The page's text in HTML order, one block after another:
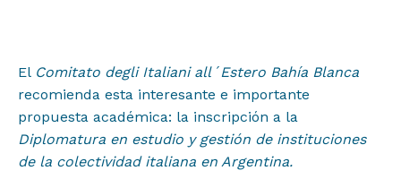
El Comitato degli Italiani all´Estero Bahía Blanca
recomienda esta interesante e importante
propuesta académica: la inscripción a la
Diplomatura en estudio y gestión de instituciones
de la colectividad italiana en Argentina.
Proyectos
Institucional
Muestras y Contenidos